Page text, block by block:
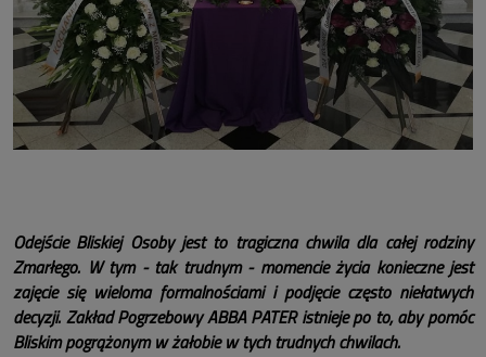
Odejście Bliskiej Osoby jest to tragiczna chwila dla całej rodziny
Zmarłego. W tym - tak trudnym - momencie życia konieczne jest
zajęcie się wieloma formalnościami i podjęcie często niełatwych
decyzji. Zakład Pogrzebowy ABBA PATER istnieje po to, aby pomóc
Bliskim pogrążonym w żałobie w tych trudnych chwilach.